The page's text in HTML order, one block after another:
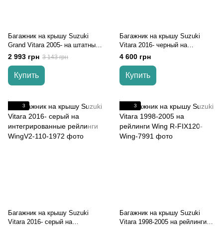
Багажник на крышу Suzuki
Grand Vitara 2005- на штатные
места
2 993 грн 3 143 грн
Купить
Багажник на крышу Suzuki
Vitara 2016- черный на
интегрированные рейлинги
4 600 грн
Купить
3
Багажник на крышу Suzuki
Vitara 2016- серый на
3
Багажник на крышу Suzuki
Vitara 1998-2005 на рейлинги